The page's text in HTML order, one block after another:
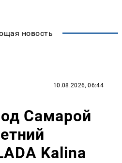
новость
10.08.2026, 06:44
Самарой
Kalina